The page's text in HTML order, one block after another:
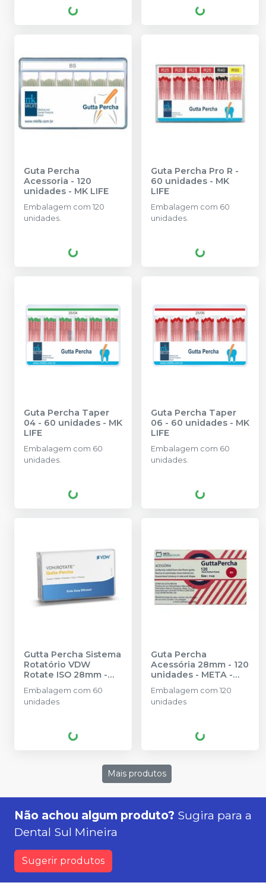
Guta Percha
Acessoria - 120
unidades - MK LIFE
Embalagem com 120
unidades.
Guta Percha Pro R -
60 unidades - MK
LIFE
Embalagem com 60
unidades.
Guta Percha Taper
04 - 60 unidades - MK
LIFE
Embalagem com 60
unidades.
Guta Percha Taper
06 - 60 unidades - MK
LIFE
Embalagem com 60
unidades.
Gutta Percha Sistema
Rotatório VDW
Rotate ISO 28mm -
VDW
Embalagem com 60
unidades
Guta Percha
Acessória 28mm - 120
unidades - META -
INJECTA
Embalagem com 120
unidades
Mais produtos
Não achou algum produto? Sugira para a
Dental Sul Mineira
Sugerir produtos